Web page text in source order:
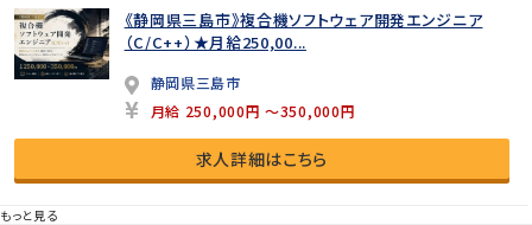
《静岡県三島市》複合機ソフトウェア開発エンジニア
（C/C++）★月給250,00...
静岡県三島市
月給 250,000円 ～350,000円
求人詳細はこちら
もっと見る